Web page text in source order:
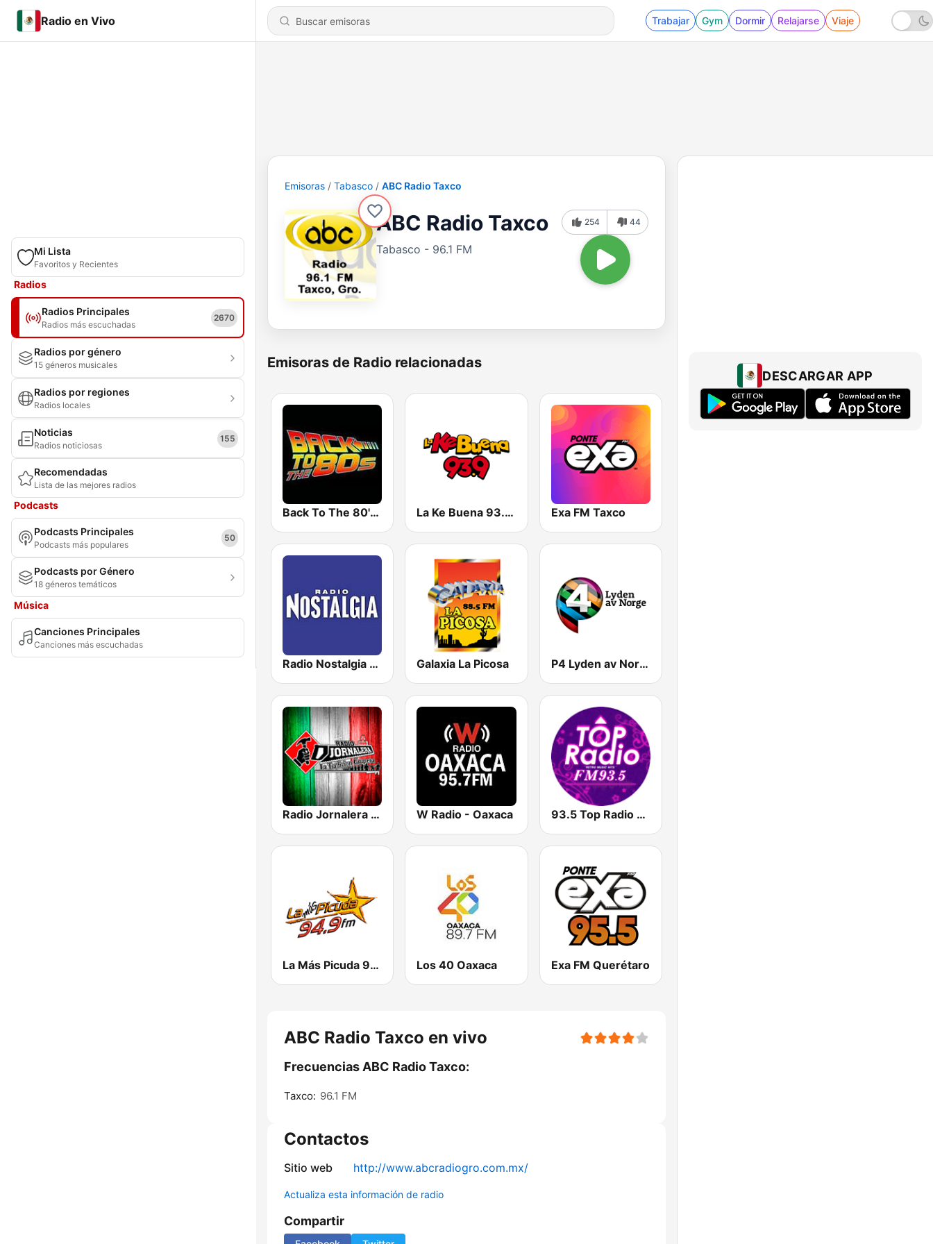
Radio en Vivo Trabajar Gym Dormir Relajarse Viaje
Mi Lista
Favoritos y Recientes
Radios
Radios Principales
Radios más escuchadas
2670
Radios por género
15 géneros musicales
Radios por regiones
Radios locales
Noticias
Radios noticiosas
155
Recomendadas
Lista de las mejores radios
Podcasts
Podcasts Principales
Podcasts más populares
50
Podcasts por Género
18 géneros temáticos
Música
Canciones Principales
Canciones más escuchadas
Emisoras Tabasco ABC Radio Taxco
ABC Radio Taxco
Tabasco - 96.1 FM
254 44
Emisoras de Radio relacionadas
Back To The 80's Radio La Ke Buena 93.9 FM Exa FM Taxco
Radio Nostalgia de Monclova Galaxia La Picosa P4 Lyden av Norge
Radio Jornalera Taxco W Radio - Oaxaca 93.5 Top Radio FM
La Más Picuda 94.9 FM Los 40 Oaxaca Exa FM Querétaro
ABC Radio Taxco en vivo
Frecuencias ABC Radio Taxco:
Taxco: 96.1 FM
Contactos
Sitio web http://www.abcradiogro.com.mx/
Actualiza esta información de radio
Compartir
DESCARGAR APP